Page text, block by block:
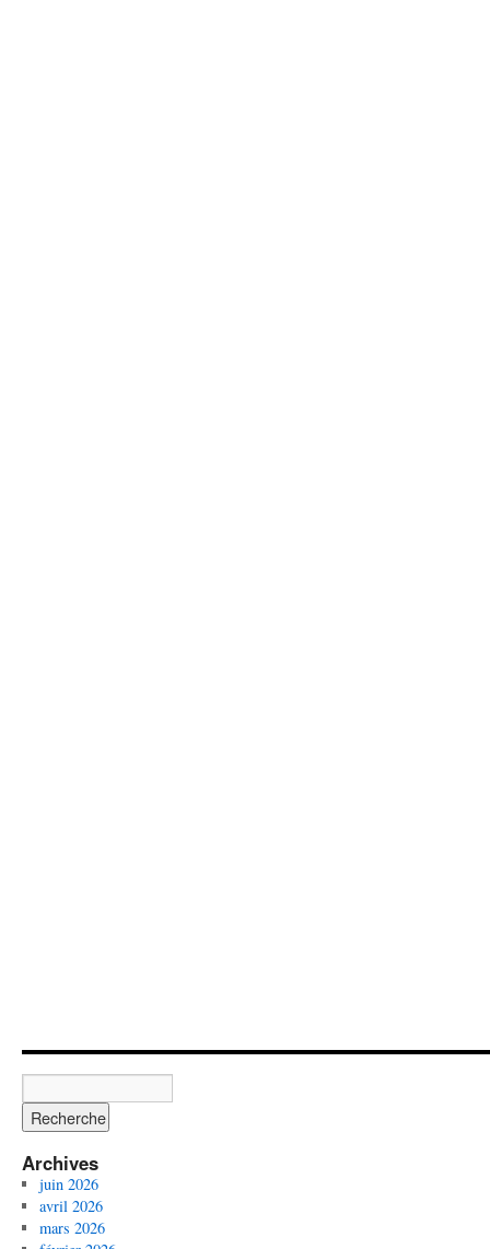
Archives
juin 2026
avril 2026
mars 2026